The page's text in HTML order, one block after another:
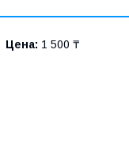
Цена: 1 500 ₸